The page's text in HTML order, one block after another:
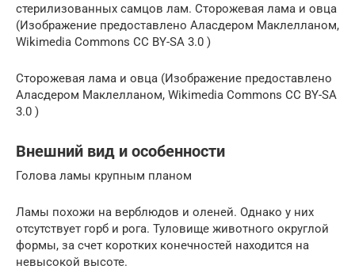
стерилизованных самцов лам. Сторожевая лама и овца
(Изображение предоставлено Аласдером Маклелланом,
Wikimedia Commons CC BY-SA 3.0 )
Сторожевая лама и овца (Изображение предоставлено
Аласдером Маклелланом, Wikimedia Commons CC BY-SA
3.0 )
Внешний вид и особенности
Голова ламы крупным планом
Ламы похожи на верблюдов и оленей. Однако у них
отсутствует горб и рога. Туловище животного округлой
формы, за счет коротких конечностей находится на
невысокой высоте.